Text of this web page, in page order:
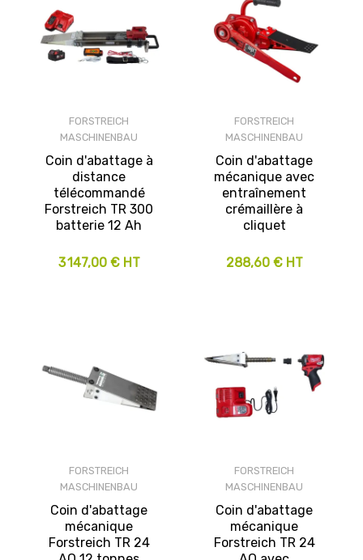
FORSTREICH
MASCHINENBAU
Coin d'abattage à
distance
télécommandé
Forstreich TR 300
batterie 12 Ah
3 147,00 € HT
FORSTREICH
MASCHINENBAU
Coin d'abattage
mécanique avec
entraînement
crémaillère à
cliquet
288,60 € HT
FORSTREICH
MASCHINENBAU
Coin d'abattage
mécanique
Forstreich TR 24
FORSTREICH
MASCHINENBAU
Coin d'abattage
mécanique
Forstreich TR 24